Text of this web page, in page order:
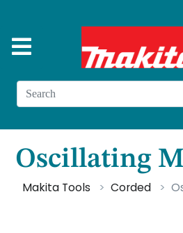
Search
Oscillating
Makita Tools Corded